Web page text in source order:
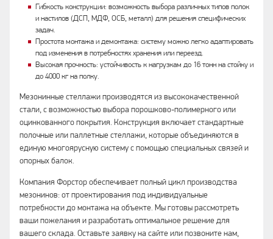
Гибкость конструкции: возможность выбора различных типов полок
и настилов (ДСП, МДФ, ОСБ, металл) для решения специфических
задач.
Простота монтажа и демонтажа: систему можно легко адаптировать
под изменения в потребностях хранения или переезд.
Высокая прочность: устойчивость к нагрузкам до 16 тонн на стойку и
до 4000 кг на полку.
Мезонинные стеллажи производятся из высококачественной
стали, с возможностью выбора порошково-полимерного или
оцинкованного покрытия. Конструкция включает стандартные
полочные или паллетные стеллажи, которые объединяются в
единую многоярусную систему с помощью специальных связей и
опорных балок.
Компания Форстор обеспечивает полный цикл производства
мезонинов: от проектирования под индивидуальные
потребности до монтажа на объекте. Мы готовы рассмотреть
ваши пожелания и разработать оптимальное решение для
вашего склада. Оставьте заявку на сайте или позвоните нам,